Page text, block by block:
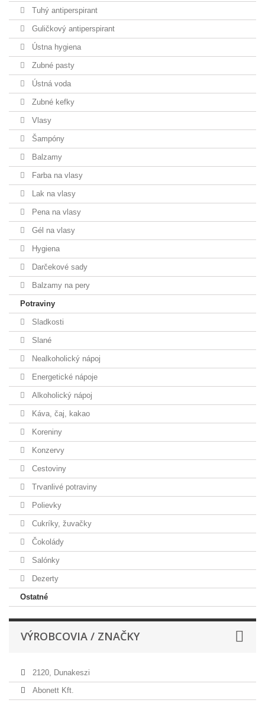
Tuhý antiperspirant
Guličkový antiperspirant
Ústna hygiena
Zubné pasty
Ústná voda
Zubné kefky
Vlasy
Šampóny
Balzamy
Farba na vlasy
Lak na vlasy
Pena na vlasy
Gél na vlasy
Hygiena
Darčekové sady
Balzamy na pery
Potraviny
Sladkosti
Slané
Nealkoholický nápoj
Energetické nápoje
Alkoholický nápoj
Káva, čaj, kakao
Koreniny
Konzervy
Cestoviny
Trvanlivé potraviny
Polievky
Cukríky, žuvačky
Čokolády
Salónky
Dezerty
Ostatné
VÝROBCOVIA / ZNAČKY
2120, Dunakeszi
Abonett Kft.